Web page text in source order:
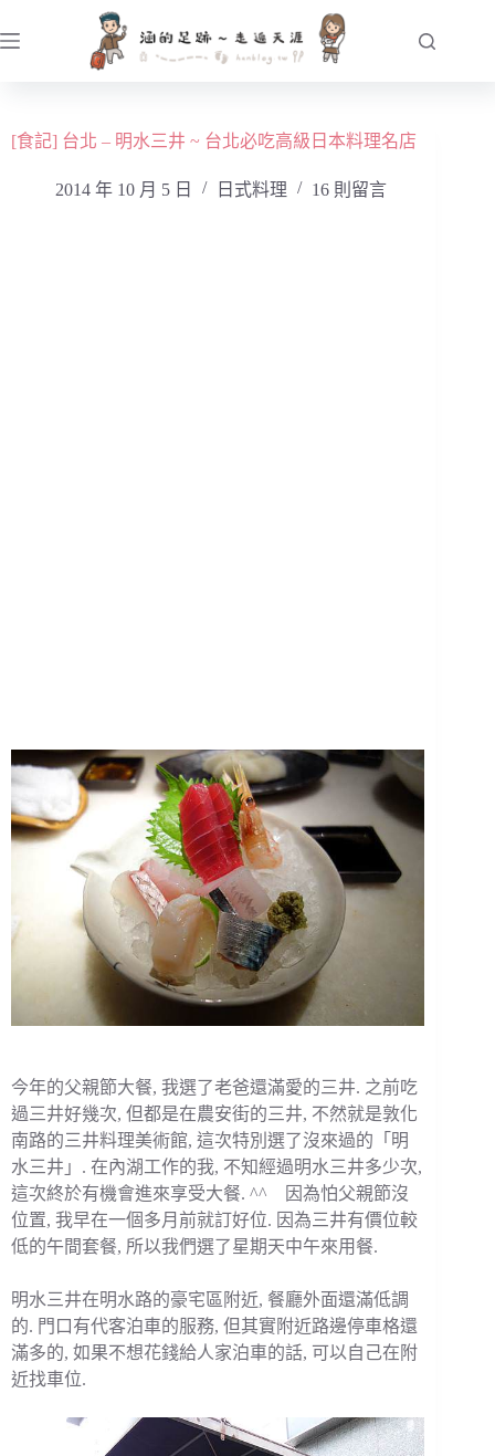
至
容[食記] 台北 – 明水三井 ~ 台北必吃高級日本料理名店
2014 年 10 月 5 日 日式料理 16 則留言
今年的父親節大餐, 我選了老爸還滿愛的三井. 之前吃
過三井好幾次, 但都是在農安街的三井, 不然就是敦化
南路的三井料理美術館, 這次特別選了沒來過的「明
水三井」. 在內湖工作的我, 不知經過明水三井多少次,
這次終於有機會進來享受大餐. ^^ 因為怕父親節沒
位置, 我早在一個多月前就訂好位. 因為三井有價位較
低的午間套餐, 所以我們選了星期天中午來用餐.
明水三井在明水路的豪宅區附近, 餐廳外面還滿低調
的. 門口有代客泊車的服務, 但其實附近路邊停車格還
滿多的, 如果不想花錢給人家泊車的話, 可以自己在附
近找車位.